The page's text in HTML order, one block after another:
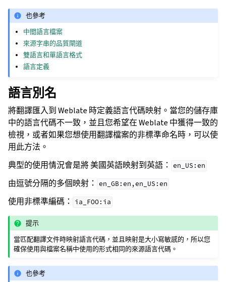
也參考
中間語言檔案
來源字串的品質閘道
雙語言和單語言格式
語言定義
語言別名
將翻譯匯入到 Weblate 時定義語言代碼映射。當您的儲存庫
中的語言代碼不一致，並且您希望在 Weblate 中獲得一致的
檢視，或者如果您想使用翻譯檔案的非標準命名時，可以使
用此方法。
典型的使用情況會是將 美國英語映射到英語：
en_US:en
由逗號分隔的多個映射： en_GB:en,en_US:en
使用非標準編碼： ia_FOO:ia
提示
當匹配翻譯文件時映射語言代碼，並且映射是大小寫敏感的，所以您
確保使用與檔案名稱中使用的形式相同的來源語言代碼。
也參考